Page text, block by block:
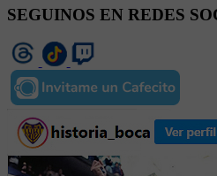
SEGUINOS EN REDES